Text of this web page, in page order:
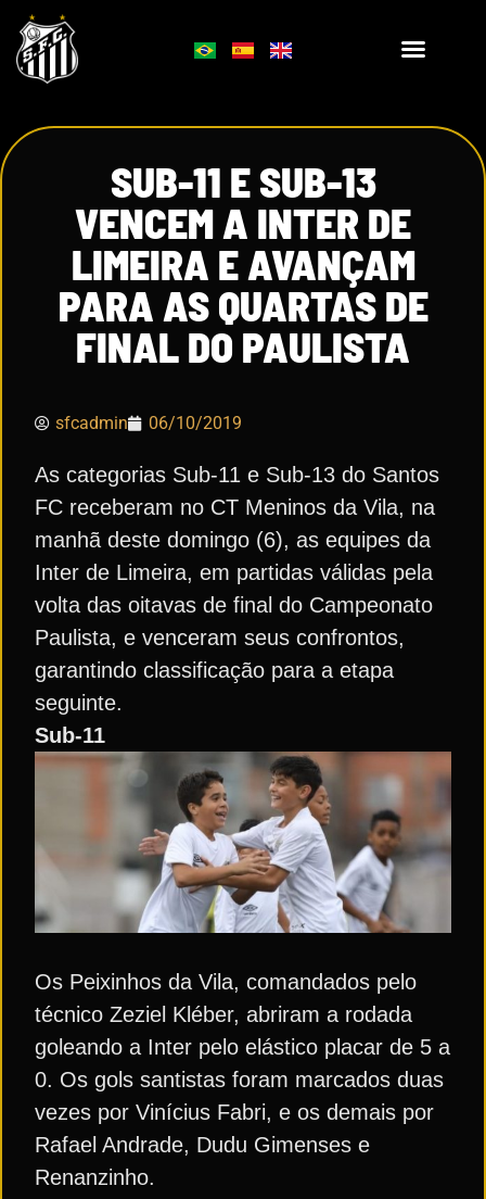
SUB-11 E SUB-13
VENCEM A INTER DE
LIMEIRA E AVANÇAM
PARA AS QUARTAS DE
FINAL DO PAULISTA
sfcadmin 06/10/2019
As categorias Sub-11 e Sub-13 do Santos
FC receberam no CT Meninos da Vila, na
manhã deste domingo (6), as equipes da
Inter de Limeira, em partidas válidas pela
volta das oitavas de final do Campeonato
Paulista, e venceram seus confrontos,
garantindo classificação para a etapa
seguinte.
Sub-11
Os Peixinhos da Vila, comandados pelo
técnico Zeziel Kléber, abriram a rodada
goleando a Inter pelo elástico placar de 5 a
0. Os gols santistas foram marcados duas
vezes por Vinícius Fabri, e os demais por
Rafael Andrade, Dudu Gimenses e
Renanzinho.